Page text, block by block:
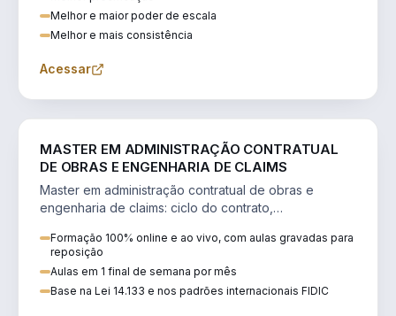
Melhor e maior poder de escala
Melhor e mais consistência
Acessar
MASTER EM ADMINISTRAÇÃO CONTRATUAL
DE OBRAS E ENGENHARIA DE CLAIMS
Master em administração contratual de obras e
engenharia de claims: ciclo do contrato,
Formação 100% online e ao vivo, com aulas gravadas para
reposição
Aulas em 1 final de semana por mês
Base na Lei 14.133 e nos padrões internacionais FIDIC